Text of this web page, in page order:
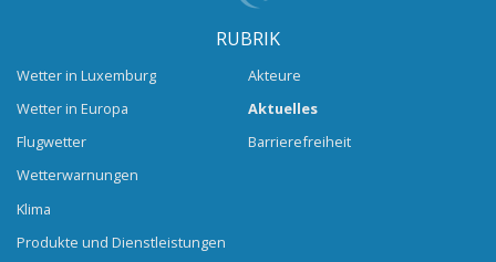
RUBRIK
Wetter in Luxemburg
Wetter in Europa
Flugwetter
Wetterwarnungen
Klima
Produkte und Dienstleistungen
Akteure
Aktuelles
Barrierefreiheit